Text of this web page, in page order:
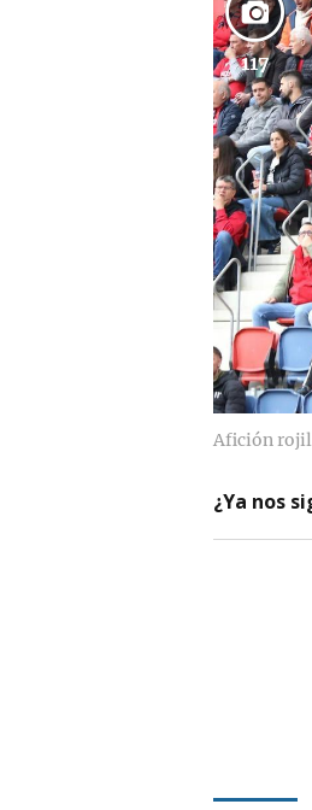
117
Afición
¿Ya nos